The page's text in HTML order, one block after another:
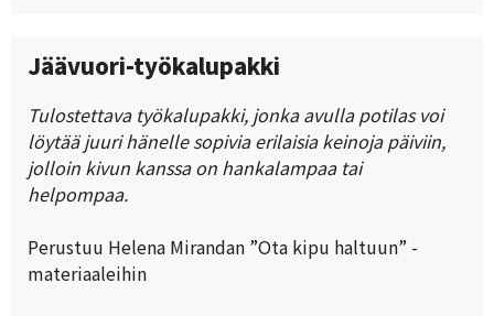
Jäävuori-työkalupakki
Tulostettava työkalupakki, jonka avulla potilas voi
löytää juuri hänelle sopivia erilaisia keinoja päiviin,
jolloin kivun kanssa on hankalampaa tai
helpompaa.
Perustuu Helena Mirandan ”Ota kipu haltuun” -
materiaaleihin